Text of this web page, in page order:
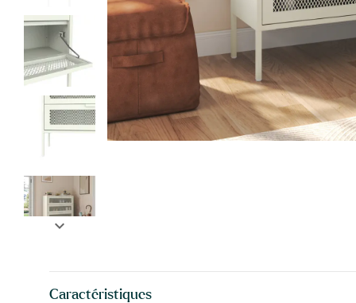
expand_more
Caractéristiques